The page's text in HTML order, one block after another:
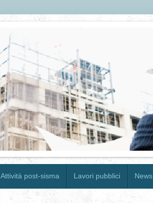
Attività post-sisma Lavori pubblici News